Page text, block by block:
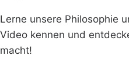
Lerne unsere Philosophie
Video kennen und
macht!